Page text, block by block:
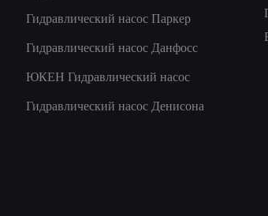
Гидравлический насос Паркер
Гидравлический насос Данфосс
ЮКЕН Гидравлический насос
Гидравлический насос Денисона